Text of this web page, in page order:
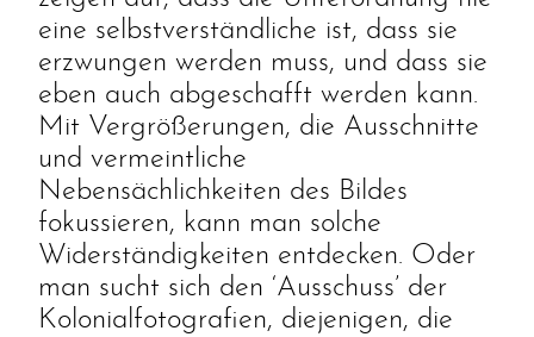
eine selbstverständliche ist, dass sie
erzwungen werden muss, und dass sie
eben auch abgeschafft werden kann.
Mit Vergrößerungen, die Ausschnitte
und vermeintliche
Nebensächlichkeiten des Bildes
fokussieren, kann man solche
Widerständigkeiten entdecken. Oder
man sucht sich den ‘Ausschuss’ der
Kolonialfotografien, diejenigen, die